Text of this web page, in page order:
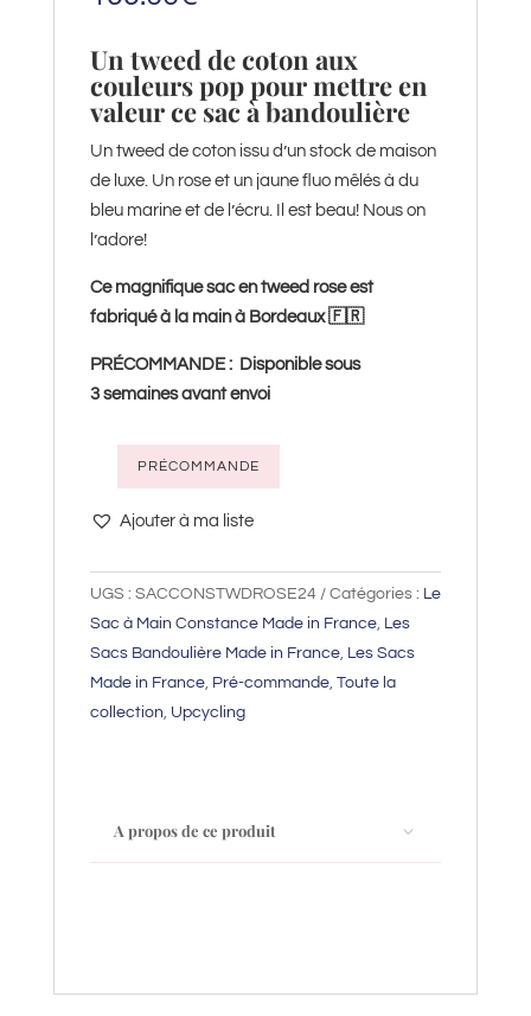
Un tweed de coton aux
couleurs pop pour mettre en
valeur ce sac à bandoulière
Un tweed de coton issu d’un stock de maison
de luxe. Un rose et un jaune fluo mêlés à du
bleu marine et de l’écru. Il est beau! Nous on
l’adore!
Ce magnifique sac en tweed rose est
fabriqué à la main à Bordeaux 🇫🇷
PRÉCOMMANDE : Disponible sous
3semaines avant envoi
de
à
bandoulière
tweed
rose
à
chaîne
PRÉCOMMANDE
Ajouter à ma liste
UGS : SACCONSTWDROSE24 Catégories : Le
Sac à Main Constance Made in France, Les
Sacs Bandoulière Made in France, Les Sacs
Made in France, Pré-commande, Toute la
collection, Upcycling
A propos de ce produit